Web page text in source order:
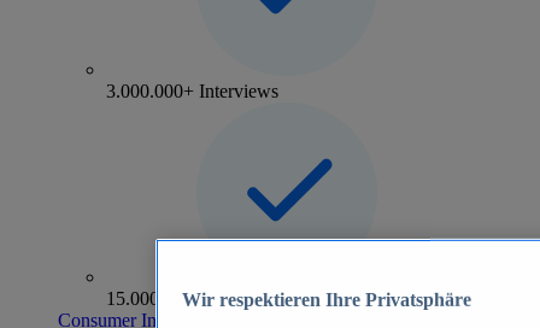
3.000.000+ Interviews
15.000+ Marken
Consumer Insights entdecken
Wir respektieren Ihre Privatsphäre